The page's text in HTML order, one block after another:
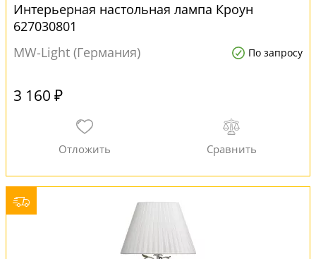
Интерьерная настольная лампа Кроун
627030801
MW-Light (Германия)
По запросу
3 160 ₽